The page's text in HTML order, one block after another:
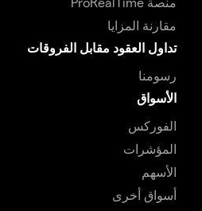
مقارنة المزايا
تداول العقود مقابل الفروقات
رسومنا
الأسواق
الفوركس
المؤشرات
الأسهم
أسواق أخرى